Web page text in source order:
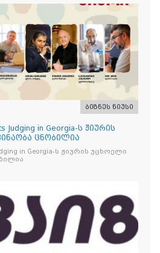
ბიზნეს ნიუსი
Judging in Georgia-ს ჟიურის
ცნობილია
in Georgia-ს ჟიურის უცხოელი